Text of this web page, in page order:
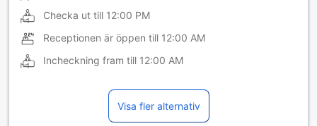
Checka ut till 12:00 PM
Receptionen är öppen till 12:00 AM
Incheckning fram till 12:00 AM
Visa fler alternativ